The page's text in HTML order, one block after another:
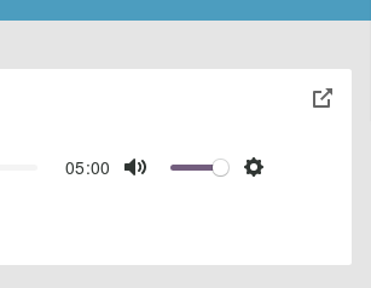
05:00
Mute Settings
toggle